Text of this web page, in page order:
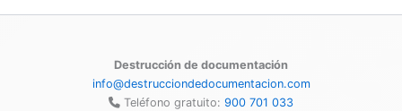
Destrucción de documentación
info@destrucciondedocumentacion.com
Teléfono gratuito: 900 701 033